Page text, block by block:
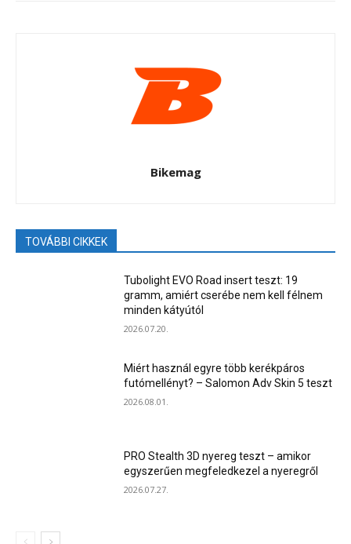
Bikemag
TOVÁBBI CIKKEK
Tubolight EVO Road insert teszt: 19
gramm, amiért cserébe nem kell félnem
minden kátyútól
2026.07.20.
Miért használ egyre több kerékpáros
futómellényt? – Salomon Adv Skin 5 teszt
2026.08.01.
PRO Stealth 3D nyereg teszt – amikor
egyszerűen megfeledkezel a nyeregről
2026.07.27.